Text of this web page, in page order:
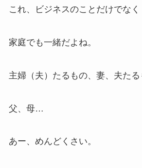
これ、ビジネスのことだけでなく
家庭でも一緒だよね。
主婦（夫）たるもの、妻、夫たる
父、母…
あー、めんどくさい。